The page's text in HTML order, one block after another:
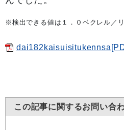
※検出できる値は１．０ベクレル／
この記事に関するお問い合